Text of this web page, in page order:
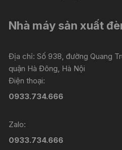
Nhà máy sản xuất
Địa chỉ: Số 938, đường Quang
quận Hà Đông, Hà Nội
Điện thoại:
0933.734.666
Zalo:
0933.734.666